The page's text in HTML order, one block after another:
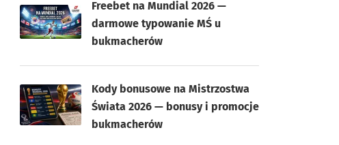
Freebet na Mundial 2026 —
darmowe typowanie MŚ u
bukmacherów
Kody bonusowe na Mistrzostwa
Świata 2026 — bonusy i promocje
bukmacherów